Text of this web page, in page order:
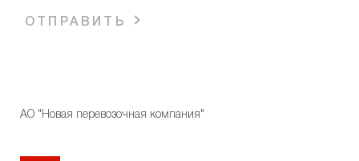
ОТПРАВИТЬ
АО "Новая перевозочная компания"